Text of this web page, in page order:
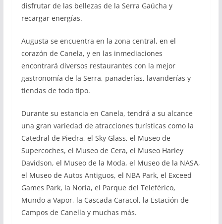
disfrutar de las bellezas de la Serra Gaúcha y
recargar energías.
Augusta se encuentra en la zona central, en el
corazón de Canela, y en las inmediaciones
encontrará diversos restaurantes con la mejor
gastronomía de la Serra, panaderías, lavanderías y
tiendas de todo tipo.
Durante su estancia en Canela, tendrá a su alcance
una gran variedad de atracciones turísticas como la
Catedral de Piedra, el Sky Glass, el Museo de
Supercoches, el Museo de Cera, el Museo Harley
Davidson, el Museo de la Moda, el Museo de la NASA,
el Museo de Autos Antiguos, el NBA Park, el Exceed
Games Park, la Noria, el Parque del Teleférico,
Mundo a Vapor, la Cascada Caracol, la Estación de
Campos de Canella y muchas más.